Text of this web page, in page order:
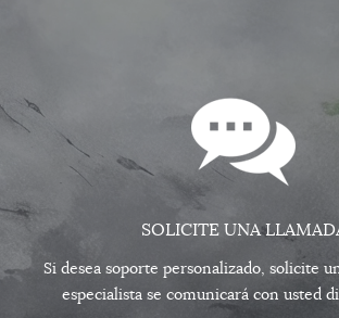
SOLICITE UNA
Si desea soporte personalizado, solicite
especialista se comunicará con usted